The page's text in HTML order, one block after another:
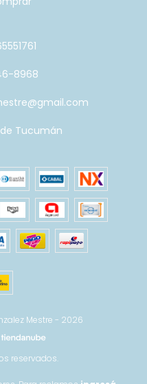
8968
Tucumán
Mestre - 2026
reservados.